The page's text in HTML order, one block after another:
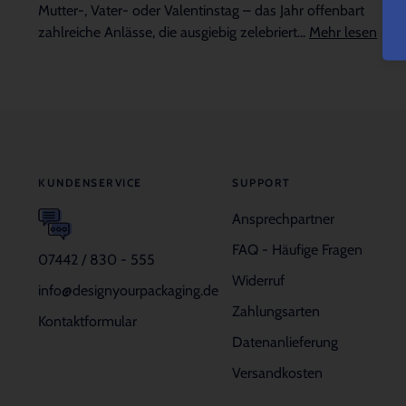
Mutter-, Vater- oder Valentinstag – das Jahr offenbart
zahlreiche Anlässe, die ausgiebig zelebriert... Mehr lesen
KUNDENSERVICE
07442 / 830 - 555
info@designyourpackaging.de
Kontaktformular
SUPPORT
Ansprechpartner
FAQ - Häufige Fragen
Widerruf
Zahlungsarten
Datenanlieferung
Versandkosten